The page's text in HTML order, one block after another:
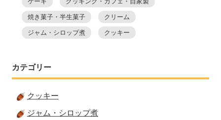
焼き菓子・半生菓子 クリーム
ジャム・シロップ煮 クッキー
カテゴリー
クッキー
ジャム・シロップ煮